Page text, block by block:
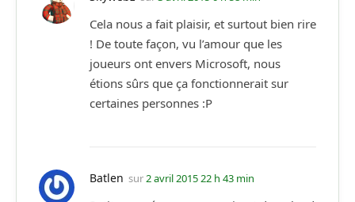
Cela nous a fait plaisir, et surtout bien rire
! De toute façon, vu l’amour que les
joueurs ont envers Microsoft, nous
étions sûrs que ça fonctionnerait sur
certaines personnes :P
Batlen sur2 avril 2015 22 h 43 min